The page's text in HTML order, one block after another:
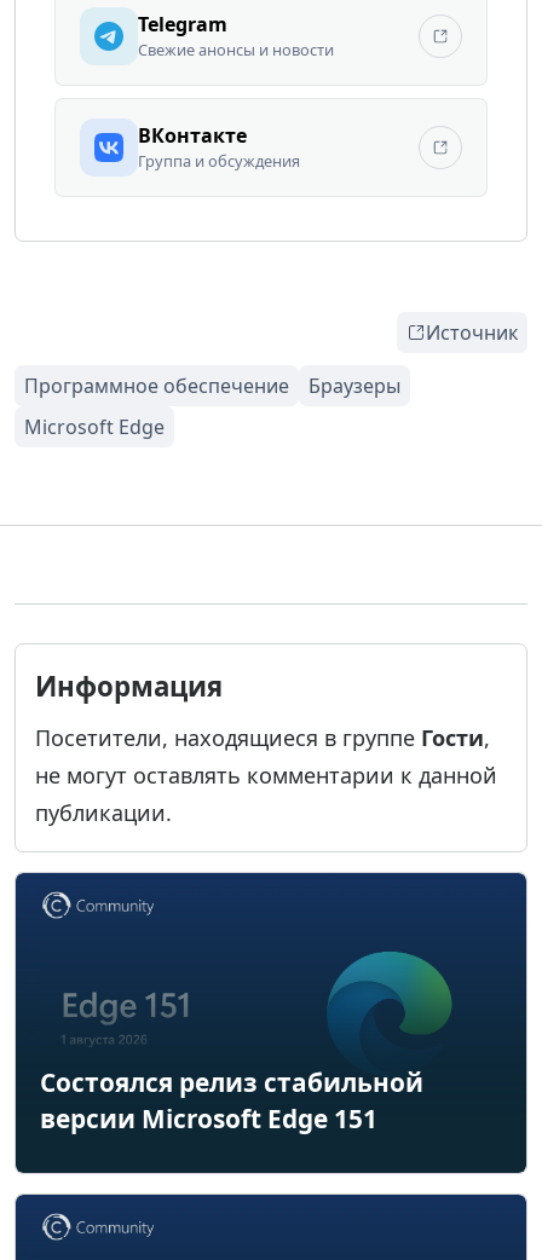
Telegram
Свежие анонсы и новости
ВКонтакте
Группа и обсуждения
Источник
Информация
Посетители, находящиеся в группе Гости,
не могут оставлять комментарии к данной
публикации.
Состоялся релиз стабильной
версии Microsoft Edge 151